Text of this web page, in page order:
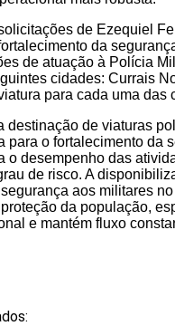
de Ezequiel
da
de atuação à Polícia
cidades: Currais
para cada uma
destinação de viaturas
para o fortalecimento da
o desempenho das
de risco. A
aos militares
da população,
e mantém fluxo